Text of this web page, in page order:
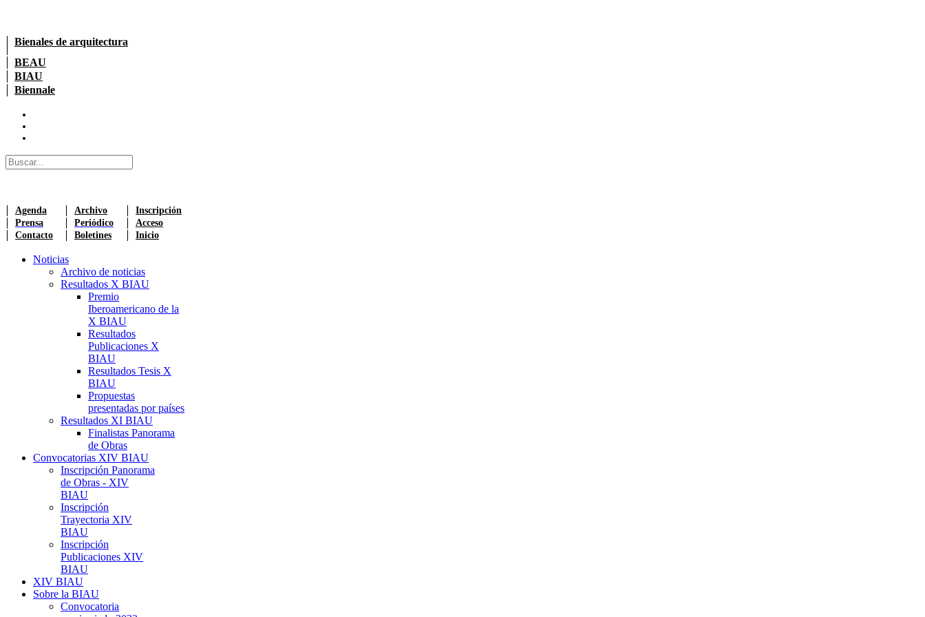
Bienales de arquitectura
BEAU
BIAU
Biennale
Agenda Archivo
Inscripción
Prensa
Periódico
Acceso
Contacto
Boletines Inicio
Noticias
Archivo de noticias
Resultados X BIAU
Premio
Iberoamericano de la
X BIAU
Resultados
Publicaciones X
BIAU
Resultados Tesis X
BIAU
Propuestas
presentadas por países
Resultados XI BIAU
Finalistas Panorama
de Obras
Convocatorias XIV BIAU
Inscripción Panorama
de Obras - XIV
BIAU
Inscripción
Trayectoria XIV
BIAU
Inscripción
Publicaciones XIV
BIAU
XIV BIAU
Sobre la BIAU
Convocatoria